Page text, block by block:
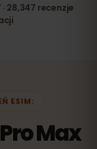
· 28,347 recenzje
ESIM:
Max